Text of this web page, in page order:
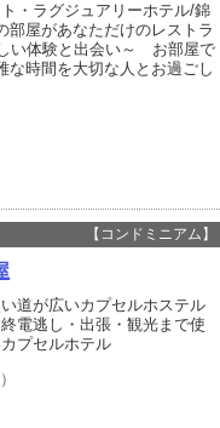
・ラグジュアリーホテル/錦
屋があなただけのレストラ
い体験と出会い～ お部屋で
な時間を大切な人とお過ごし
【コンドミニアム】
道が広いカプセルホステル
電逃し・出張・観光まで使
プセルホテル